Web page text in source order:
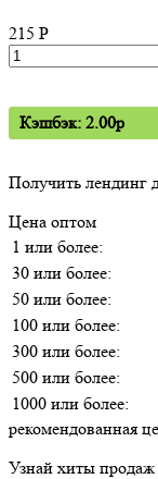
215 P
Кэшбэк: 2.00p
Получить лендинг
Цена оптом
1 или более:
30 или более:
50 или более:
100 или более:
300 или более:
500 или более:
1000 или более:
рекомендованная
Узнай хиты продаж